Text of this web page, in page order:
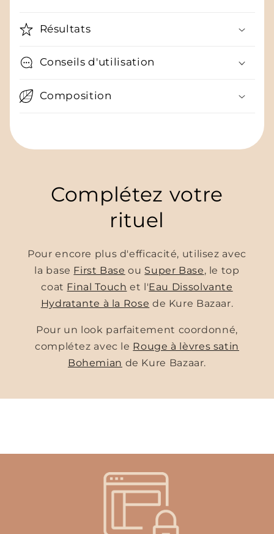
Résultats
Conseils d'utilisation
Composition
Complétez votre
rituel
Pour encore plus d'efficacité, utilisez avec
la base First Base ou Super Base, le top
coat Final Touch et l'Eau Dissolvante
Hydratante à la Rose de Kure Bazaar.
Pour un look parfaitement coordonné,
complétez avec le Rouge à lèvres satin
Bohemian de Kure Bazaar.